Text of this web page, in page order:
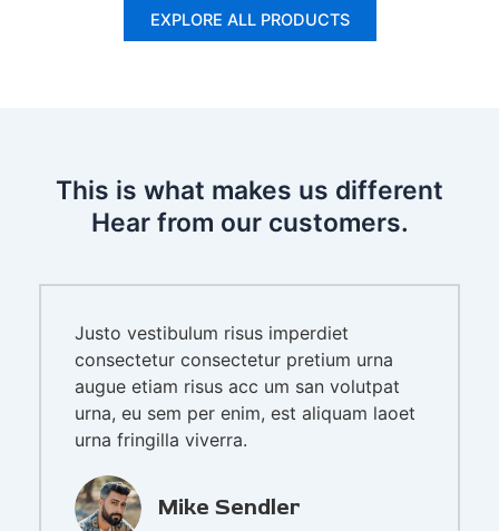
EXPLORE ALL PRODUCTS
This is what makes us different
Hear from our customers.
Justo vestibulum risus imperdiet
consectetur consectetur pretium urna
augue etiam risus acc um san volutpat
urna, eu sem per enim, est aliquam laoet
urna fringilla viverra.
Mike Sendler